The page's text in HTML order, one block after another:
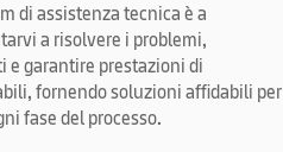
di assistenza tecnica è a
a risolvere i problemi,
e garantire prestazioni di
fornendo soluzioni affidabili per
fase del processo.